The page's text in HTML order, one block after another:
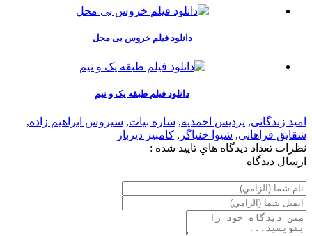
دانلود فیلم خروس بی محل
دانلود فیلم طبقه یک و نیم
امید زندگانی, پردیس احمدیه, ساره بیات, سیروس ابراهیم زاده,
شقایق فراهانی, شیوا خنیاگر , کامبیز دیرباز
نظرات تعداد ديدگاه هاي تاييد شده :
ارسال ديدگاه